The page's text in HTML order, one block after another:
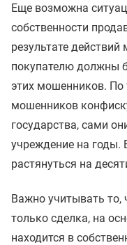
Еще возможна
собственности
результате
покупателю должны
этих мошенников.
мошенников
государства, сами
учреждение на годы.
растянуться на
Важно учитывать то,
только сделка, на
находится в